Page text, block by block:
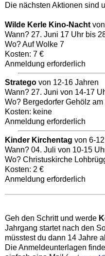
Die nächsten Aktionen sind
Wilde Kerle Kino-Nacht
Wann? 27. Juni 17 Uhr bis
Wo? Auf Wolke 7
Kosten: 7 €
Anmeldung erforderlich
Stratego von 12-16 Jahren
Wann? 27. Juni von 14-17
Wo? Bergedorfer Gehölz
Kosten: keine
Anmeldung erforderlich
Kinder Kirchentag von 6-
Wann? 04. Juli von 10-15
Wo? Christuskirche
Kosten: 2 €
Anmeldung erforderlich
Geh den Schritt und werde
Jahrgang startet nach den
müsstest du dann 14 Jahre
Die Anmeldeunterlagen